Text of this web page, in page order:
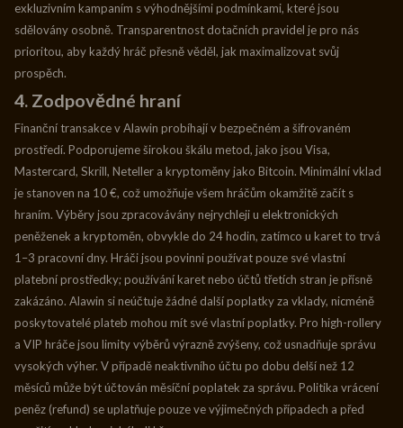
exkluzivním kampaním s výhodnějšími podmínkami, které jsou
sdělovány osobně. Transparentnost dotačních pravidel je pro nás
prioritou, aby každý hráč přesně věděl, jak maximalizovat svůj
prospěch.
4. Zodpovědné hraní
Finanční transakce v Alawin probíhají v bezpečném a šifrovaném
prostředí. Podporujeme širokou škálu metod, jako jsou Visa,
Mastercard, Skrill, Neteller a kryptoměny jako Bitcoin. Minimální vklad
je stanoven na 10 €, což umožňuje všem hráčům okamžitě začít s
hraním. Výběry jsou zpracovávány nejrychleji u elektronických
peněženek a kryptoměn, obvykle do 24 hodin, zatímco u karet to trvá
1–3 pracovní dny. Hráči jsou povinni používat pouze své vlastní
platební prostředky; používání karet nebo účtů třetích stran je přísně
zakázáno. Alawin si neúčtuje žádné další poplatky za vklady, nicméně
poskytovatelé plateb mohou mít své vlastní poplatky. Pro high-rollery
a VIP hráče jsou limity výběrů výrazně zvýšeny, což usnadňuje správu
vysokých výher. V případě neaktivního účtu po dobu delší než 12
měsíců může být účtován měsíční poplatek za správu. Politika vrácení
peněz (refund) se uplatňuje pouze ve výjimečných případech a před